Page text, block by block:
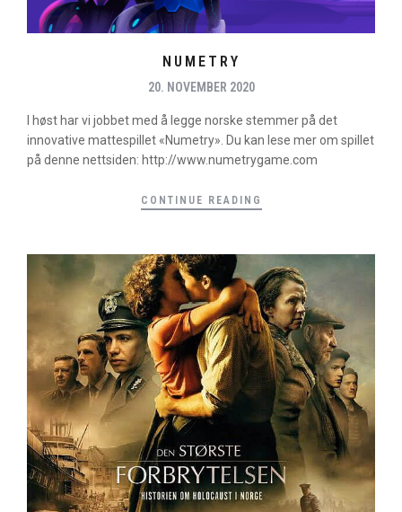
NUMETRY
20. NOVEMBER 2020
I høst har vi jobbet med å legge norske stemmer på det
innovative mattespillet «Numetry». Du kan lese mer om spillet
på denne nettsiden: http://www.numetrygame.com
CONTINUE READING